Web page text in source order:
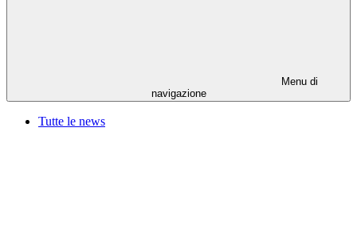
Menu di
navigazione
Tutte le news